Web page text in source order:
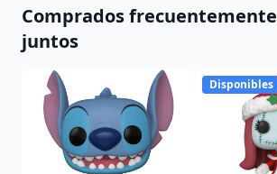
Comprados frecuentemente
juntos
Disponibles